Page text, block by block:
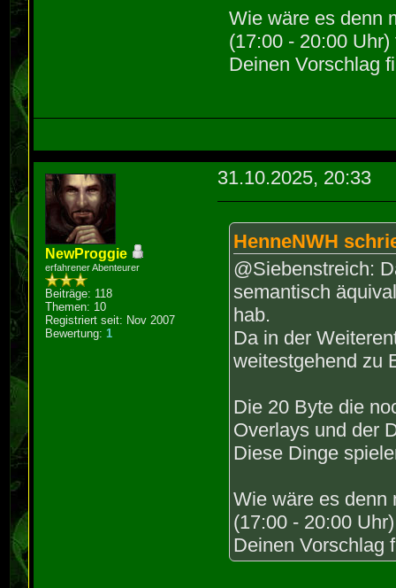
'D1_INFO'
137 |
__VA_ARGS__)
^~~~~~~~~~~
'int' but the
long' [-
~~
%llu
'D1_INFO'
137 |
__VA_ARGS__)
^~~~~~~~~~~
2 warnings
of range
1126 |
32]; //
|
seg030.cpp:
integer of
187 |
seg031.cpp:
integer of
85 |
seg038.cpp:
short int,
short int,
const void*,
Wie wäre es denn
(17:00 - 20:00
Deinen Vorschlag
NewProggie
erfahrener Abenteurer
Beiträge: 118
Themen: 10
Registriert seit: Nov 2007
Bewertung:1
31.10.2025, 20:33
HenneNWH
@Siebenstreich:
semantisch
hab.
Da in der
weitestgehend zu
Die 20 Byte die
Overlays und der
Diese Dinge
Wie wäre es denn
(17:00 - 20:00
Deinen Vorschlag